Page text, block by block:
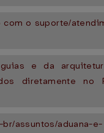
o suporte/
e da
diretamente no
assuntos/aduana-e-